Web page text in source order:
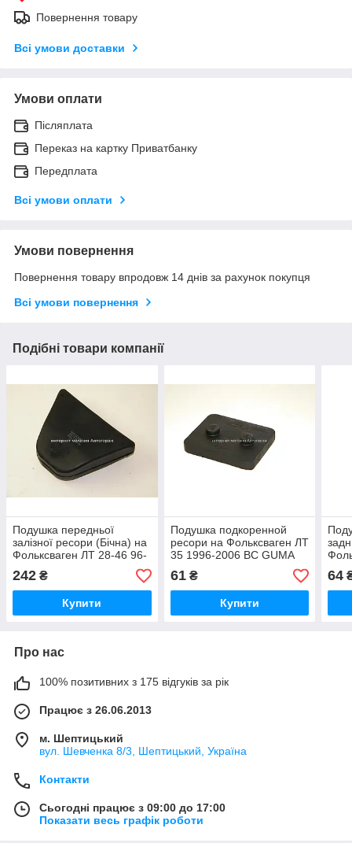
Повернення товару
Всі умови доставки
Умови оплати
Післяплата
Переказ на картку Приватбанку
Передплата
Всі умови оплати
Умови повернення
Повернення товару впродовж 14 днів за рахунок покупця
Всі умови повернення
Подібні товари компанії
Подушка передньої
залізної ресори (Бічна) на
Фольксваген ЛТ 28-46 96-
06 BC GUMA (Україна)
BC1424
242 ₴
Купити
Подушка подкоренной
ресори на Фольксваген ЛТ
35 1996-2006 BC GUMA
(Україна) BC1319
61₴
Купити
64
Про нас
100% позитивних з 175 відгуків за рік
Працює з 26.06.2013
м. Шептицький
вул. Шевченка 8/3, Шептицький, Україна
Контакти
Сьогодні працює з 09:00 до 17:00
Показати весь графік роботи